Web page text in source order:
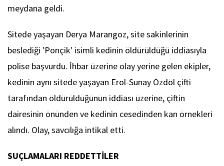
meydana geldi.
Sitede yaşayan Derya Marangoz, site sakinlerinin
beslediği 'Ponçik' isimli kedinin öldürüldüğü iddiasıyla
polise başvurdu. İhbar üzerine olay yerine gelen ekipler,
kedinin aynı sitede yaşayan Erol-Sunay Özdöl çifti
tarafından öldürüldüğünün iddiası üzerine, çiftin
dairesinin önünden ve kedinin cesedinden kan örnekleri
alındı. Olay, savcılığa intikal etti.
SUÇLAMALARI REDDETTİLER